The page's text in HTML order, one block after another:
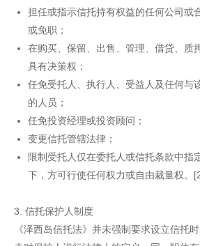
担任或指示信托持有权益的任何公司或
或免职；
在购买、保留、出售、管理、借贷、质
具有决策权；
任免受托人、执行人、受益人及任何与
的人员；
任免投资经理或投资顾问；
变更信托管辖法律；
限制受托人仅在委托人或信托条款中指
下，方可行使任何权力或自由裁量权。
3. 信托保护人制度
《泽西岛信托法》并未强制要求设立信托